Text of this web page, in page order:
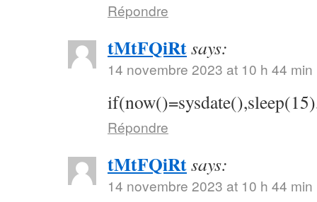
Répondre
tMtFQiRtsays:
14 novembre 2023 at 10 h 44 min
Répondre
tMtFQiRtsays:
14 novembre 2023 at 10 h 44 min